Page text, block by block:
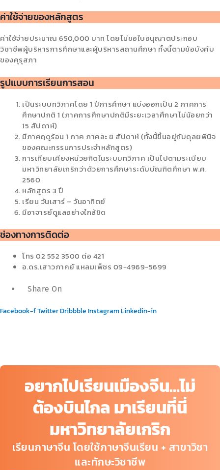
ค่าใช้จ่ายของหลักสูตร
ค่าใช้จ่ายประมาณ 650,000 บาท โดยไม่ขอใบอนุญาตประกอบ
วิชาชีพผู้บริหารการศึกษาและผู้บริหารสถานศึกษา ทั้งนี้ตามข้อบังคับ
ของคุรุสภา
รูปแบบการเรียนการสอน
เป็นระบบทวิภาคโดย 1 ปีการศึกษา แบ่งออกเป็น 2 ภาคการ
ศึกษาปกติ 1 (ภาคการศึกษาปกติมีระยะเวลาศึกษาไม่น้อยกว่า
15 สัปดาห์)
มีภาคฤดูร้อน 1 ภาค ภาคละ 8 สัปดาห์ (ทั้งนี้ขึ้นอยู่กับดุลยพินิจ
ของคณะกรรมการประจำหลักสูตร)
การเทียบเคียงหน่วยกิตในระบบทวิภาค เป็นไปตามระเบียบ
มหาวิทยาลัยเกริกว่าด้วยการศึกษาระดับบัณฑิตศึกษา พ.ศ.
2560
หลักสูตร 3 ปี
เรียน วันเสาร์ – วันอาทิตย์
มีอาจารย์ดูแลอย่างใกล้ชิด
ช่องทางการติดต่อ
โทร 02 552 3500 ต่อ 421
อ.ดร.เสาวภาคย์ แหลมเพ็ชร 09-4969-5699
Share On
Facebook-fTwitterDribbble InstagramLinkedin-in
อยากไปเรียนเมืองจีน…ไม่
ต้องบินไกล มาเรียนที่นี่
มหาวิทยาลัยเกริก
เรียนภาษาจีน โดยใช้ภาษาจีนเรียน + สาขาวิชา
และทักษะวิชาชีพ